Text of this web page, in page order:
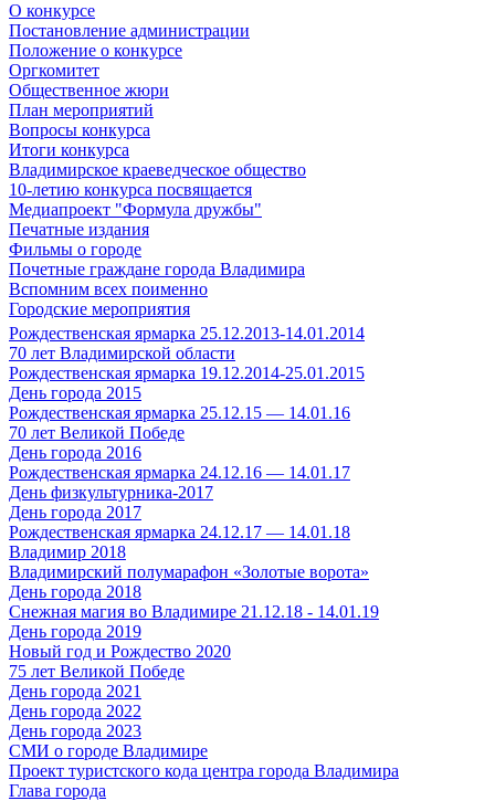
О конкурсе
Постановление администрации
Положение о конкурсе
Оргкомитет
Общественное жюри
План мероприятий
Вопросы конкурса
Итоги конкурса
Владимирское краеведческое общество
10-летию конкурса посвящается
Медиапроект "Формула дружбы"
Печатные издания
Фильмы о городе
Почетные граждане города Владимира
Вспомним всех поименно
Городские мероприятия
Рождественская ярмарка 25.12.2013-14.01.2014
70 лет Владимирской области
Рождественская ярмарка 19.12.2014-25.01.2015
День города 2015
Рождественская ярмарка 25.12.15 — 14.01.16
70 лет Великой Победе
День города 2016
Рождественская ярмарка 24.12.16 — 14.01.17
День физкультурника-2017
День города 2017
Рождественская ярмарка 24.12.17 — 14.01.18
Владимир 2018
Владимирский полумарафон «Золотые ворота»
День города 2018
Снежная магия во Владимире 21.12.18 - 14.01.19
День города 2019
Новый год и Рождество 2020
75 лет Великой Победе
День города 2021
День города 2022
День города 2023
СМИ о городе Владимире
Проект туристского кода центра города Владимира
Глава города